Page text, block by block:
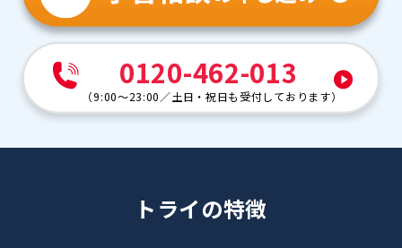
0120-462-013
（9:00～23:00 ／土日・祝日も受付しております）
トライの特徴